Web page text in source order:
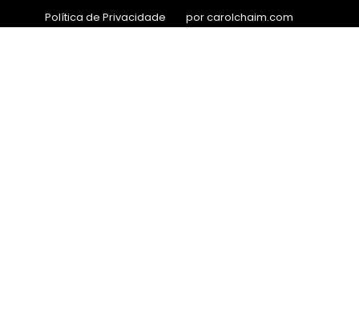
Política de Privacidade por carolchaim.com